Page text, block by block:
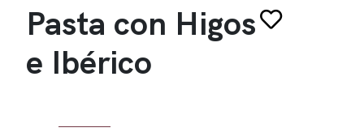
Pasta con Higos
e Ibérico